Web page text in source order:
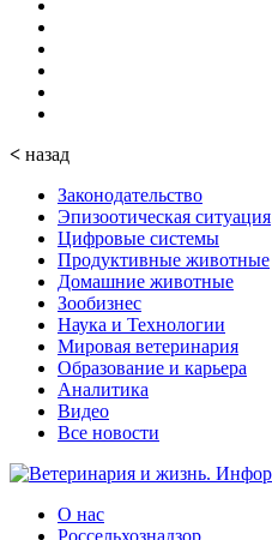
< назад
Законодательство
Эпизоотическая ситуация
Цифровые системы
Продуктивные животные
Домашние животные
Зообизнес
Наука и Технологии
Мировая ветеринария
Образование и карьера
Аналитика
Видео
Все новости
О нас
Россельхознадзор